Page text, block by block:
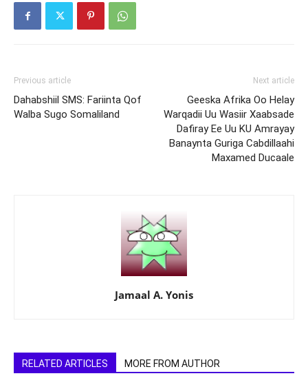
Previous article
Dahabshiil SMS: Fariinta Qof
Walba Sugo Somaliland
Next article
Geeska Afrika Oo Helay
Warqadii Uu Wasiir Xaabsade
Dafiray Ee Uu KU Amrayay
Banaynta Guriga Cabdillaahi
Maxamed Ducaale
Jamaal A. Yonis
RELATED ARTICLES MORE FROM AUTHOR